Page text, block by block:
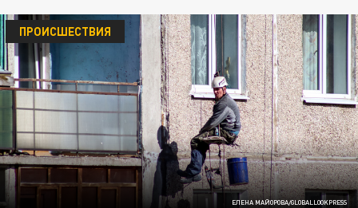
ЕЛЕНА МАЙОРОВА/GLOBALLOOKPRESS
ПРОИСШЕСТВИЯ